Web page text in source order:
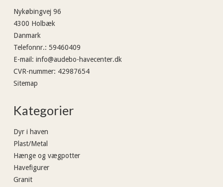
Nykøbingvej 96
4300 Holbæk
Danmark
Telefonnr.: 59460409
E-mail : info@audebo-havecenter.dk
CVR-nummer: 42987654
Sitemap
Kategorier
Dyr i haven
Plast/Metal
Hænge og vægpotter
Havefigurer
Granit